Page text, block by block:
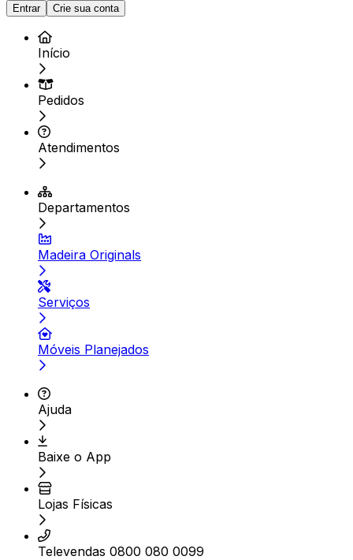
Entrar Crie sua conta
Início
Pedidos
Atendimentos
Departamentos
Madeira Originals
Serviços
Móveis Planejados
Ajuda
Baixe o App
Lojas Físicas
Televendas 0800 080 0099